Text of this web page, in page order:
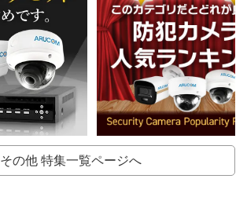
その他 特集一覧ページへ